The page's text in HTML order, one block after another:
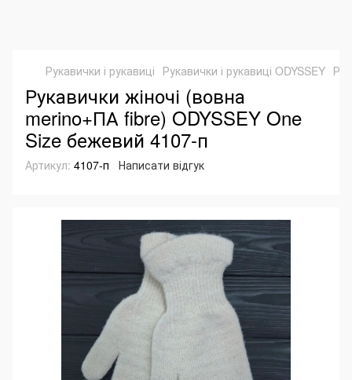
Рукавички і рукавиці Рукавички і рукавиці ODYSSEY
Рукавички жіночі (вовна
merino+ПА fibre) ODYSSEY One
Size бежевий 4107-п
Артикул: 4107-п Написати відгук